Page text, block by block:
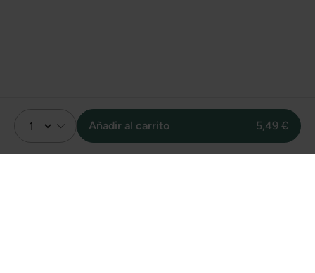
Añadir al carrito 5,49 €